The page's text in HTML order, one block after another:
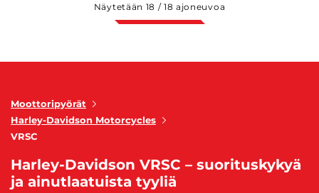
Näytetään 18 /18 ajoneuvoa
Moottoripyörät
Harley-Davidson Motorcycles
VRSC
Harley-Davidson VRSC – suorituskykyä
ja ainutlaatuista tyyliä